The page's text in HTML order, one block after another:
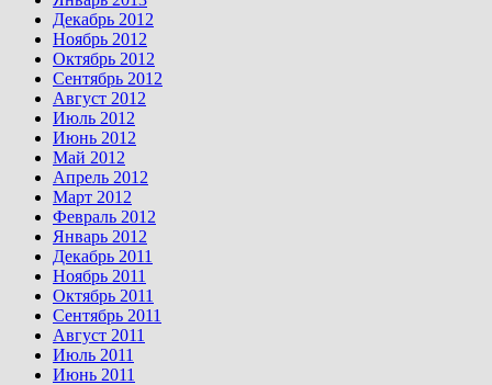
Декабрь 2012
Ноябрь 2012
Октябрь 2012
Сентябрь 2012
Август 2012
Июль 2012
Июнь 2012
Май 2012
Апрель 2012
Март 2012
Февраль 2012
Январь 2012
Декабрь 2011
Ноябрь 2011
Октябрь 2011
Сентябрь 2011
Август 2011
Июль 2011
Июнь 2011